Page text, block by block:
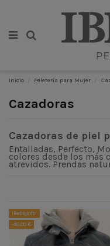
Inicio Peletería para Mujer
Cazadoras
Cazadoras de piel
Entalladas, Perfecto,
colores desde los más
atrevidos. Prendas
¡Rebajado!
-40,00 €